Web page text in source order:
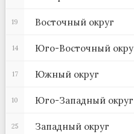
Восточный округ
19
Юго-Восточный
14
Южный округ
17
Юго-Западный округ
10
Западный округ
25